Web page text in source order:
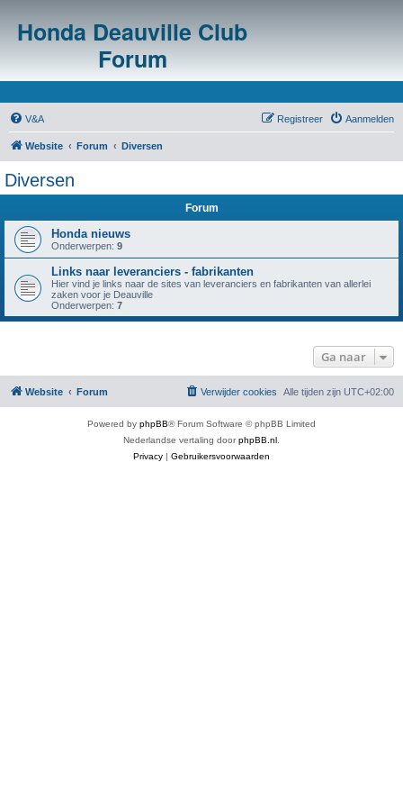
Honda Deauville Club
Forum
V&A Aanmelden
Registreer
Website Forum Diversen
Diversen
Forum
Honda nieuws
Onderwerpen: 9
Links naar leveranciers - fabrikanten
Hier vind je links naar de sites van leveranciers en fabrikanten van allerlei
zaken voor je Deauville
Onderwerpen: 7
Ga naar
Website Forum Alle tijden zijn UTC+02:00
Verwijder cookies
Powered by phpBB® Forum Software © phpBB Limited
Nederlandse vertaling doorphpBB.nl
Privacy | Gebruikersvoorwaarden